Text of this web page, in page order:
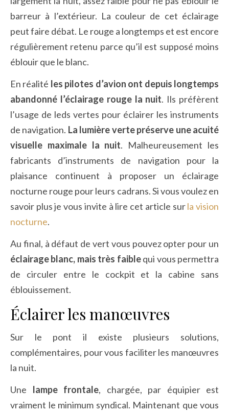
barreur à l’extérieur. La couleur de cet éclairage
peut faire débat. Le rouge a longtemps et est encore
régulièrement retenu parce qu’il est supposé moins
éblouir que le blanc.
En réalité les pilotes d’avion ont depuis longtemps
abandonné l’éclairage rouge la nuit. Ils préfèrent
l’usage de leds vertes pour éclairer les instruments
de navigation. La lumière verte préserve une acuité
visuelle maximale la nuit. Malheureusement les
fabricants d’instruments de navigation pour la
plaisance continuent à proposer un éclairage
nocturne rouge pour leurs cadrans. Si vous voulez en
savoir plus je vous invite à lire cet article surla vision
nocturne.
Au final, à défaut de vert vous pouvez opter pour un
éclairage blanc, mais très faiblequi vous permettra
de circuler entre le cockpit et la cabine sans
éblouissement.
Éclairer les manœuvres
Sur le pont il existe plusieurs solutions,
complémentaires, pour vous faciliter les manœuvres
la nuit.
Une lampe frontale, chargée, par équipier est
vraiment le minimum syndical. Maintenant que vous